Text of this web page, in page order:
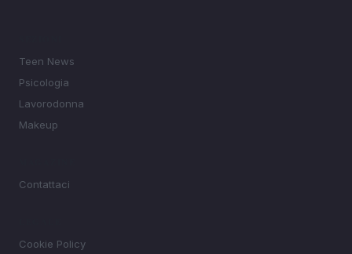
Teen News
Psicologia
Lavorodonna
Makeup
Contattaci
Cookie Policy